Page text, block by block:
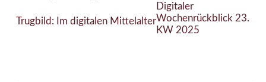
Trugbild: Im digitalen Mittelalter
Digitaler
Wochenrückblick 23.
KW 2025